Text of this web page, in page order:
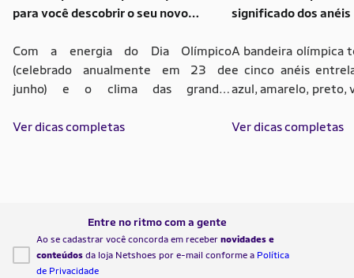
para você descobrir o seu novo
Com a energia do Dia Olímpico
(celebrado anualmente em 23 de
junho) e o clima das grandes
Brasil, é impossível assistir aos
Ver dicas completas
significado dos anéis
A bandeira olímpica
e cinco anéis
azul, amarelo, preto,
das mensagens
representar […]
Ver dicas completas
Entre no ritmo com a gente
Ao se cadastrar você concorda em receber novidades e
conteúdos da loja Netshoes por e-mail conforme a Política
de Privacidade